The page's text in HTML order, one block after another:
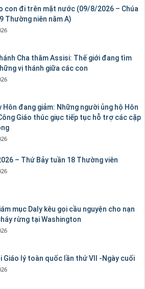
con đi trên mặt nước (09/8/2026 – Chúa
Thường niên năm A)
Cha thăm Assisi: Thế giới đang tìm
vị thánh giữa các con
Hôn đang giảm: Những người ủng hộ Hôn
Giáo thúc giục tiếp tục hỗ trợ các cặp
– Thứ Bảy tuần 18 Thường viên
mục Daly kêu gọi cầu nguyện cho nạn
rừng tại Washington
Giáo lý toàn quốc lần thứ VII -Ngày cuối